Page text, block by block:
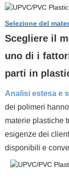
Selezione del
Scegliere il
uno di i
parti in
Analisi estesa e
dei polimeri
materie plastiche
esigenze dei
disponibili e